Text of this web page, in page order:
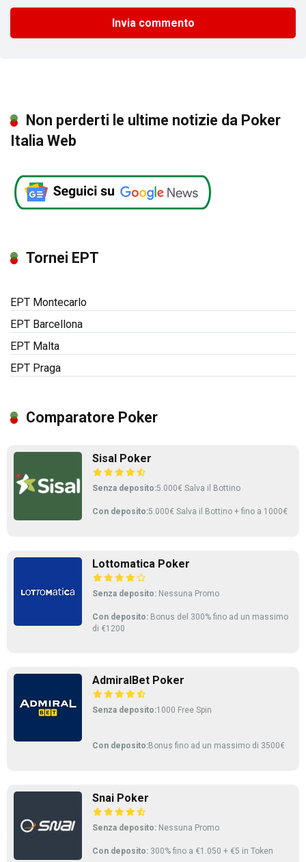
Non perderti le ultime notizie da Poker
Italia Web
Tornei EPT
EPT Montecarlo
EPT Barcellona
EPT Malta
EPT Praga
Comparatore Poker
Sisal Poker
Senza deposito:5.000€ Salva il Bottino
Con deposito:5.000€ Salva il Bottino + fino a 1000€
Lottomatica Poker
Senza deposito: Nessuna Promo
Con deposito: Bonus del 300% fino ad un massimo
di €1200
AdmiralBet Poker
Senza deposito:1000 Free Spin
Con deposito:Bonus fino ad un massimo di 3500€
Snai Poker
Senza deposito: Nessuna Promo
Con deposito: 300% fino a €1.050 + €5 in Token